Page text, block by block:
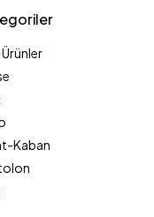
Ürünler
Kaban